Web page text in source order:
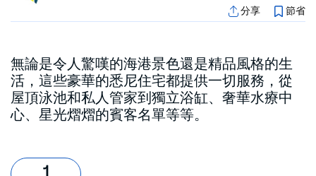
分享 節省
無論是令人驚嘆的海港景色還是精品風格的生
活，這些豪華的悉尼住宅都提供一切服務，從
屋頂泳池和私人管家到獨立浴缸、奢華水療中
心、星光熠熠的賓客名單等等。